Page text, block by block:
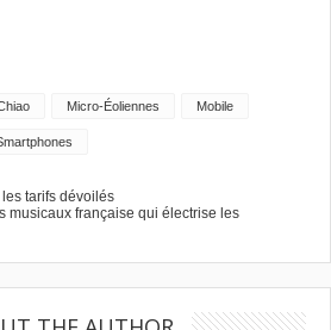
Micro-Éoliennes Mobile
tarifs dévoilés
musicaux française qui électrise les